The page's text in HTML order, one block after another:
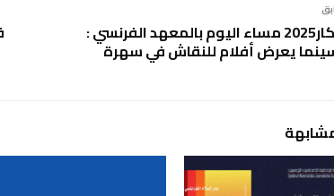
ليلة الافكار2025 مساء اليوم بالمعهد الفرنسي :
يعرض أفلام للنقاش في سهرة